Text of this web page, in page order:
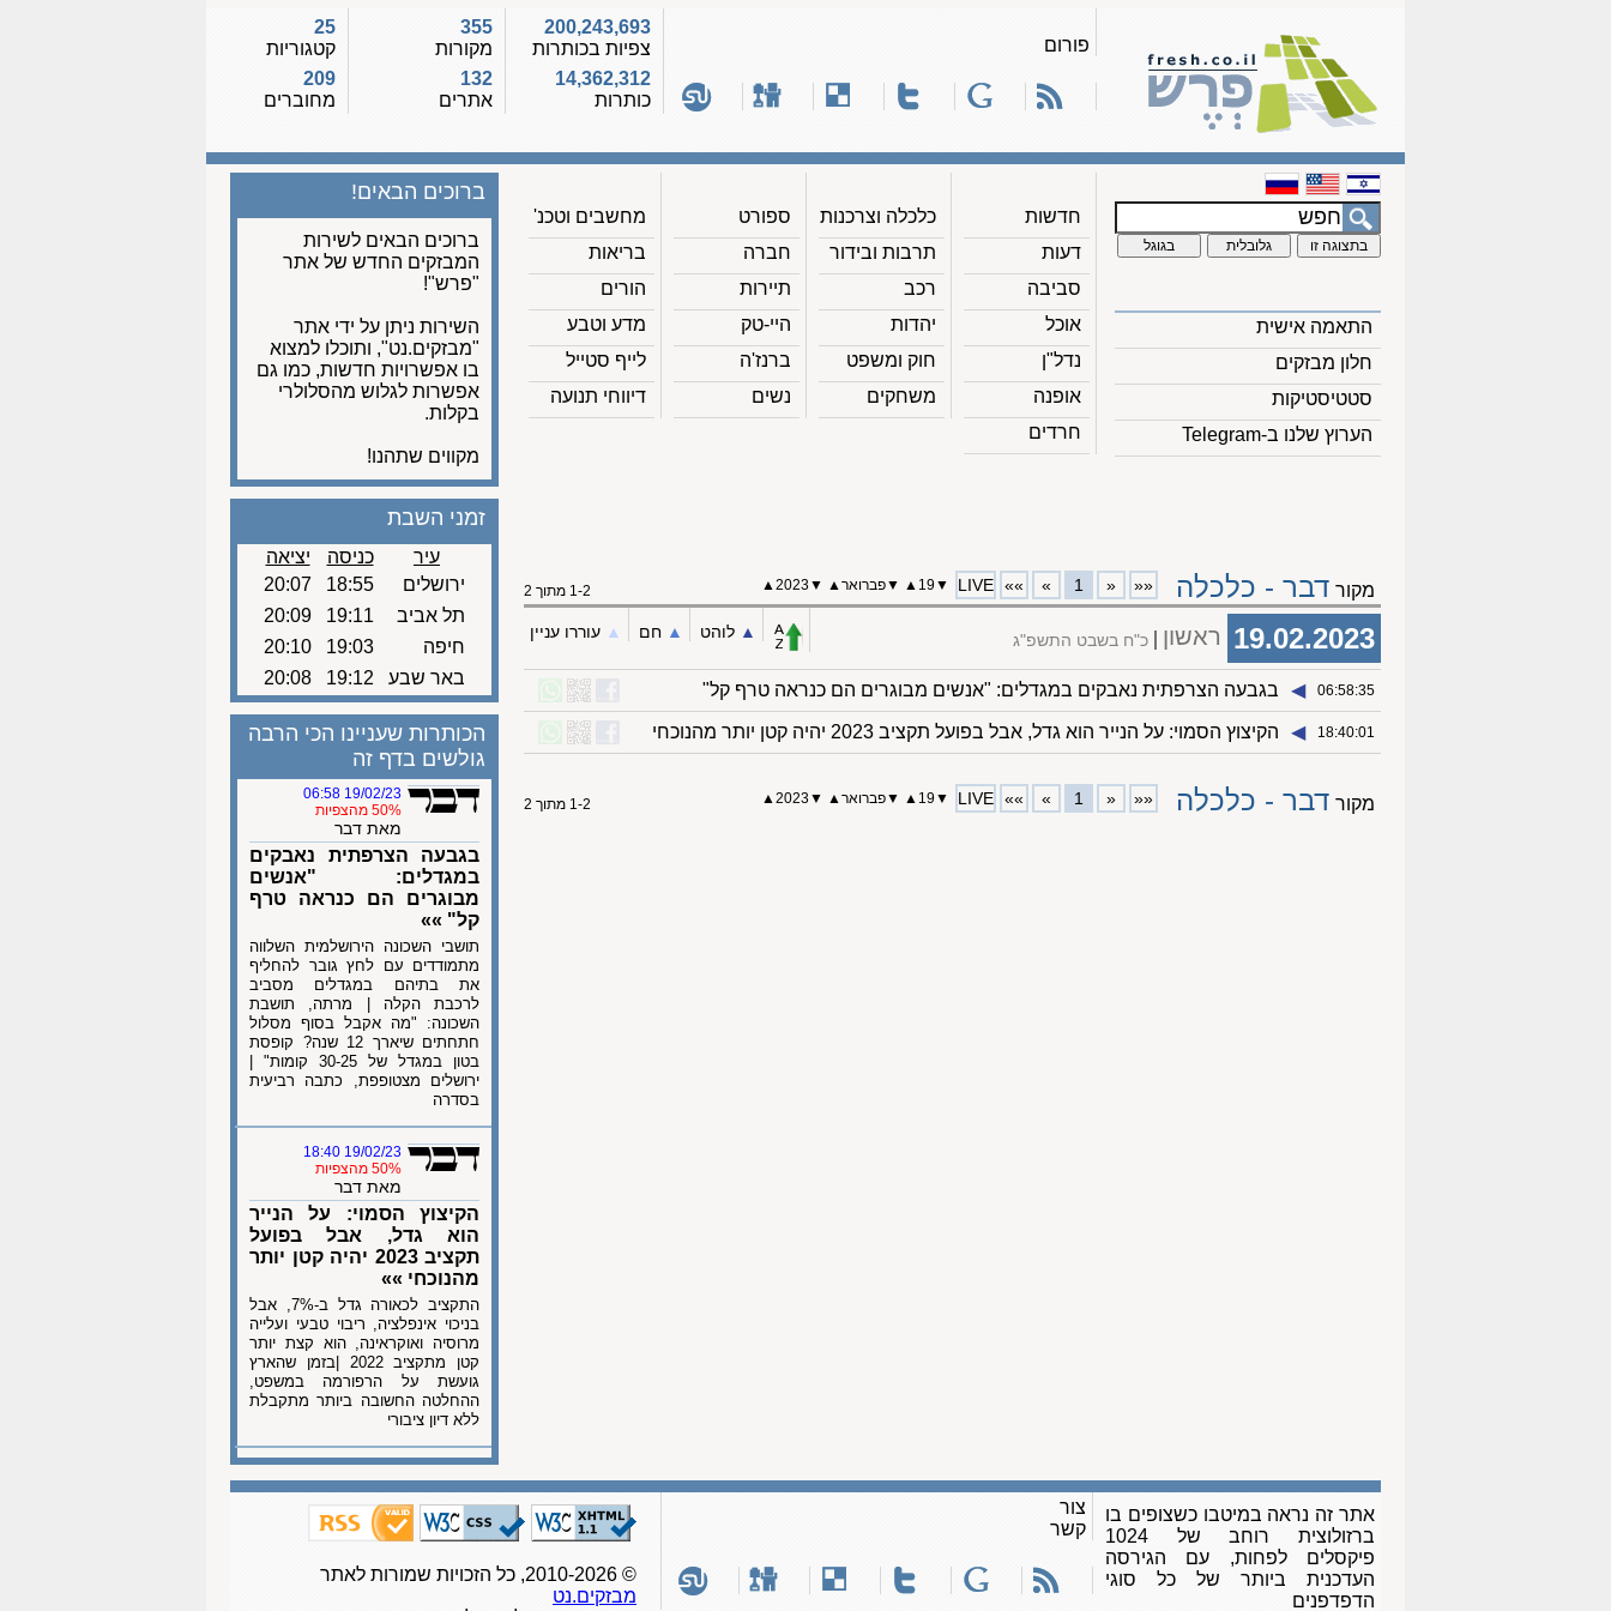
פורום
200,243,693
צפיות בכותרות
14,362,312
כותרות
355
מקורות
132
אתרים
25
קטגוריות
209
מחוברים
התאמה אישית
חלון מבזקים
סטטיסטיקות
הערוץ שלנו ב-Telegram
חדשות
דעות
סביבה
אוכל
נדל"ן
אופנה
חרדים
כלכלה וצרכנות
תרבות ובידור
רכב
יהדות
חוק ומשפט
משחקים
ספורט
חברה
תיירות
היי-טק
ברנז'ה
נשים
מחשבים וטכנ'
בריאות
הורים
מדע וטבע
לייף סטייל
דיווחי תנועה
ברוכים הבאים!
ברוכים הבאים לשירות
המבזקים החדש של אתר
"פרש"!
השירות ניתן על ידי אתר
"מבזקים.נט", ותוכלו למצוא
בו אפשרויות חדשות, כמו גם
אפשרות לגלוש מהסלולרי
בקלות.
מקווים שתהנו!
מקור דבר - כלכלה ««
«
1
»
»»
LIVE
▼
19
▲
▼פברואר▲
▼
2023
▲ 1-2 מתוך 2
19.02.2023 ראשון כ"ח בשבט התשפ"ג ▲︎ לוהט ▲︎ חם ▲︎ עוררו עניין
06:58:35
◀︎ בגבעה הצרפתית נאבקים במגדלים: "אנשים מבוגרים הם כנראה טרף קל"
18:40:01
◀︎ הקיצוץ הסמוי: על הנייר הוא גדל, אבל בפועל תקציב 2023 יהיה קטן יותר מהנוכחי
מקור דבר - כלכלה ««
«
1
»
»»
LIVE
▼
19
▲
▼פברואר▲
▼
2023
▲ 1-2 מתוך 2
זמני השבת
עיר כניסה
יציאה
ירושלים
18:55
20:07
תל אביב
19:11
20:09
חיפה
19:03
20:10
באר שבע
19:12
20:08
הכותרות שעניינו הכי הרבה
גולשים בדף זה
19/02/23 06:58
50% מהצפיות
מאת דבר
בגבעה הצרפתית נאבקים
במגדלים: "אנשים
מבוגרים הם כנראה טרף
קל" »»
תושבי השכונה הירושלמית השלווה
מתמודדים עם לחץ גובר להחליף
את בתיהם במגדלים מסביב
לרכבת הקלה | מרתה, תושבת
השכונה: "מה אקבל בסוף מסלול
חתחתים שיארך 12 שנה? קופסת
בטון במגדל של 30-25 קומות" |
ירושלים מצטופפת, כתבה רביעית
בסדרה
19/02/23 18:40
50% מהצפיות
מאת דבר
הקיצוץ הסמוי: על הנייר
הוא גדל, אבל בפועל
תקציב 2023 יהיה קטן יותר
מהנוכחי »»
התקציב לכאורה גדל ב-7%, אבל
בניכוי אינפלציה, ריבוי טבעי ועלייה
מרוסיה ואוקראינה, הוא קצת יותר
קטן מתקציב 2022 |בזמן שהארץ
גועשת על הרפורמה במשפט,
ההחלטה החשובה ביותר מתקבלת
ללא דיון ציבורי
אתר זה נראה במיטבו כשצופים בו
ברזולוצית רוחב של 1024
פיקסלים לפחות, עם הגירסה
העדכנית ביותר של כל סוגי
הדפדפנים
צור
קשר
© 2010-2026, כל הזכויות שמורות לאתר
מבזקים.נט